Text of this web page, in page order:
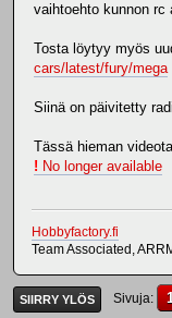
vaihtoehto kunnon rc
Tosta löytyy myös
cars/latest/fury/mega
Siinä on päivitetty
Tässä hieman
! No longer available
Hobbyfactory.fi
Team Associated,
SIIRRY YLÖS Sivuja